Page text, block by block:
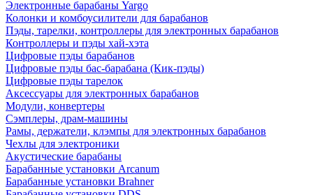
Электронные барабаны Yargo
Колонки и комбоусилители для барабанов
Пэды, тарелки, контроллеры для электронных барабанов
Контроллеры и пэды хай-хэта
Цифровые пэды барабанов
Цифровые пэды бас-барабана (Кик-пэды)
Цифровые пэды тарелок
Аксессуары для электронных барабанов
Модули, конвертеры
Сэмплеры, драм-машины
Рамы, держатели, клэмпы для электронных барабанов
Чехлы для электроники
Акустические барабаны
Барабанные установки Arcanum
Барабанные установки Brahner